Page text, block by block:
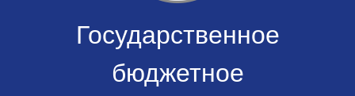
Государственное
бюджетное